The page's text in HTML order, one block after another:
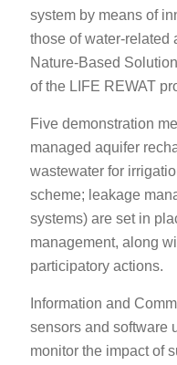
system by means of
those of water-related
Nature-Based
of the LIFE REWAT
Five demonstration
managed aquifer
wastewater for
scheme; leakage
systems) are set in
management, along
participatory actions.
Information and
sensors and software
monitor the impact of